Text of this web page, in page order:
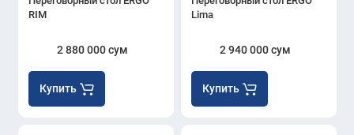
RIM
2 880 000 сум
Купить
Lima
2 940 000 сум
Купить